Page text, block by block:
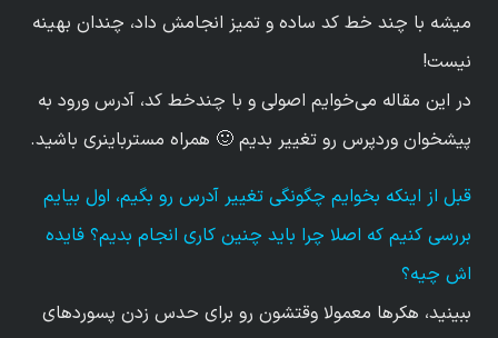
میشه با چند خط کد ساده و تمیز انجامش داد، چندان بهینه‌
نیست!
در این مقاله می‌خوایم اصولی و با چندخط کد، آدرس ورود به
پیشخوان وردپرس رو تغییر بدیم 🙂 همراه مسترباینری باشید.
قبل از اینکه بخوایم چگونگی تغییر آدرس رو بگیم، اول بیایم
بررسی کنیم که اصلا چرا باید چنین کاری انجام بدیم؟ فایده
اش چیه؟
ببینید، هکرها معمولا وقتشون رو برای حدس زدن پسوردهای